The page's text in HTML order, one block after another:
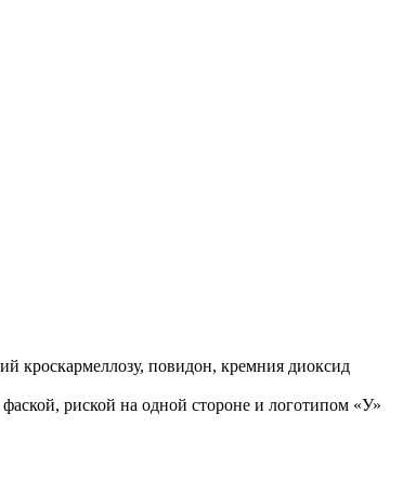
кроскармеллозу, повидон, кремния диоксид
риской на одной стороне и логотипом «У»